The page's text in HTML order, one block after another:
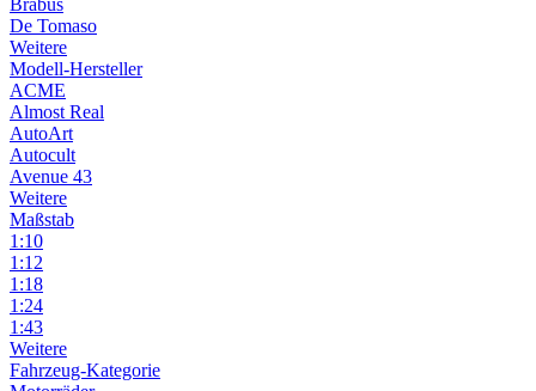
De Tomaso
Weitere
Modell-Hersteller
ACME
Almost Real
AutoArt
Autocult
Avenue 43
Weitere
Maßstab
1:10
1:12
1:18
1:24
1:43
Weitere
Fahrzeug-Kategorie